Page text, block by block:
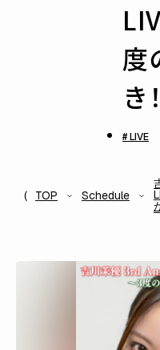
度
き
# LIVE
TOP Schedule